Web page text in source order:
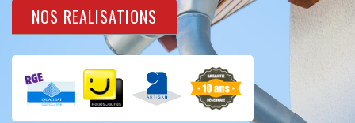
NOS REALISATIONS